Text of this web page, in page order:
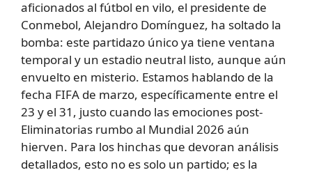
aficionados al fútbol en vilo, el presidente de
Conmebol, Alejandro Domínguez, ha soltado la
bomba: este partidazo único ya tiene ventana
temporal y un estadio neutral listo, aunque aún
envuelto en misterio. Estamos hablando de la
fecha FIFA de marzo, específicamente entre el
23 y el 31, justo cuando las emociones post-
Eliminatorias rumbo al Mundial 2026 aún
hierven. Para los hinchas que devoran análisis
detallados, esto no es solo un partido; es la